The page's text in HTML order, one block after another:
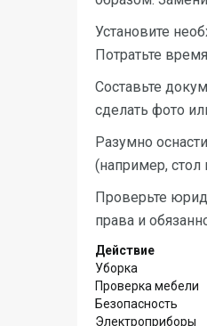
Установите
Потратьте
Составьте
сделать фото
Разумно
(например, стол
Проверьте
права и
Действие
Уборка
Проверка мебели
Безопасность
Электроприборы